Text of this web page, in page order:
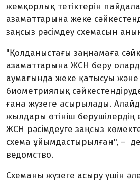
жемқорлық тетіктерін
азаматтарына жеке
заңсыз рәсімдеу схемасын
"Қолданыстағы заңнамаға
азаматтарына ЖСН беру
аумағында жеке қатысуы және
биометриялық
ғана жүзеге асырылады.
жылдары өтініш берушілердің
ЖСН рәсімдеуге заңсыз
схема ұйымдастырылған", –
ведомство.
Схеманы жүзеге асыру үшін